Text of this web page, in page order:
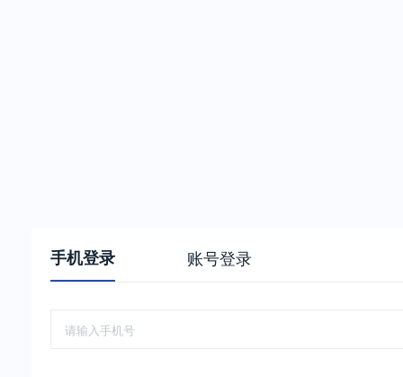
手机登录 账号登录